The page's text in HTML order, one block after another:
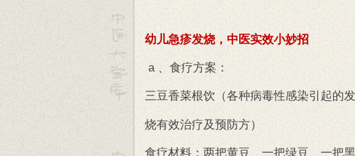
幼儿急疹发烧，中医实效小妙招
a 、食疗方案：
三豆香菜根饮（各种病毒性感染引起的发
烧有效治疗及预防方）
食疗材料：两把黄豆、一把绿豆、一把